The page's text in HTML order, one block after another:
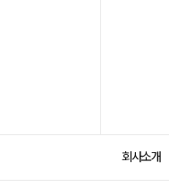
회사소개